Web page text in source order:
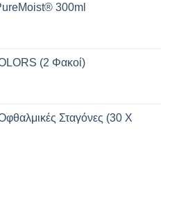
300ml
(2 Φακοί)
Σταγόνες (30 Χ